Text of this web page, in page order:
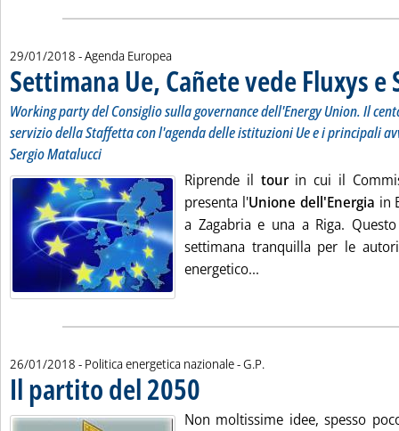
29/01/2018 - Agenda Europea
Settimana Ue, Cañete vede Fluxys e
Working party del Consiglio sulla governance dell'Energy Union. Il
servizio della Staffetta con l'agenda delle istituzioni Ue e i principali
Sergio Matalucci
Riprende il tourin cui il
presenta l'Unione dell'Energia in
a Zagabria e una a Riga.
settimana tranquilla per le
energetico...
26/01/2018 - Politica energetica nazionale -di:
G.P.
Il partito del 2050
Non moltissime idee, spesso